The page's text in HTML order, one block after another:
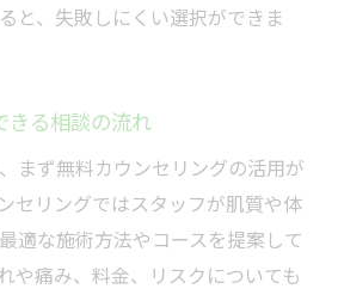
と、失敗しにくい選択ができま
きる相談の流れ
まず無料カウンセリングの活用が
セリングではスタッフが肌質や体
適な施術方法やコースを提案して
や痛み、料金、リスクについても